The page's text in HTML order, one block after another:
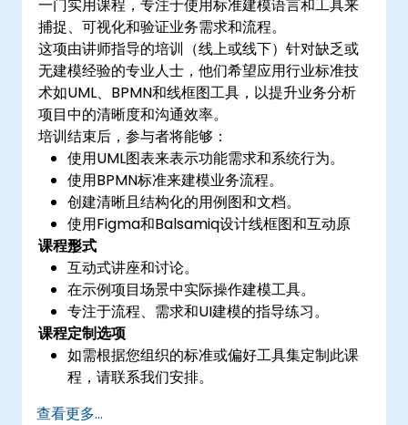
用的模式。
一门实用课程，专注于使用标准建模语言和工具来
捕捉、可视化和验证业务需求和流程。
这项由讲师指导的培训（线上或线下）针对缺乏或
无建模经验的专业人士，他们希望应用行业标准技
术如UML、BPMN和线框图工具，以提升业务分析
项目中的清晰度和沟通效率。
培训结束后，参与者将能够：
使用UML图表来表示功能需求和系统行为。
使用BPMN标准来建模业务流程。
创建清晰且结构化的用例图和文档。
使用Figma和Balsamiq设计线框图和互动原
型。
课程形式
互动式讲座和讨论。
在示例项目场景中实际操作建模工具。
专注于流程、需求和UI建模的指导练习。
课程定制选项
如需根据您组织的标准或偏好工具集定制此课
程，请联系我们安排。
查看更多...